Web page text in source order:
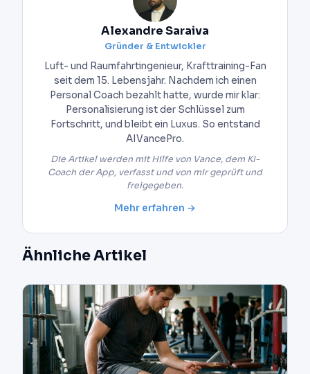
Alexandre Saraiva
Gründer & Entwickler
Luft- und Raumfahrtingenieur, Krafttraining-Fan
seit dem 15. Lebensjahr. Nachdem ich einen
Personal Coach bezahlt hatte, wurde mir klar:
Personalisierung ist der Schlüssel zum
Fortschritt, und bleibt ein Luxus. So entstand
AIVancePro.
Die Artikel werden mit Hilfe von Vance, dem KI-
Coach der App, verfasst und von mir geprüft und
freigegeben.
Mehr erfahren →
Ähnliche Artikel